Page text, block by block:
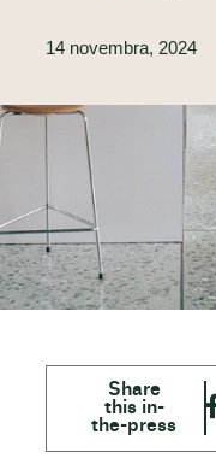
14 novembra, 2024